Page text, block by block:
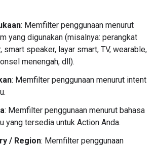
: Memfilter penggunaan menurut
yang digunakan (misalnya: perangkat
smart speaker, layar smart, TV, wearable,
menengah, dll).
: Memfilter penggunaan menurut intent
: Memfilter penggunaan menurut bahasa
yang tersedia untuk Action Anda.
/ Region: Memfilter penggunaan